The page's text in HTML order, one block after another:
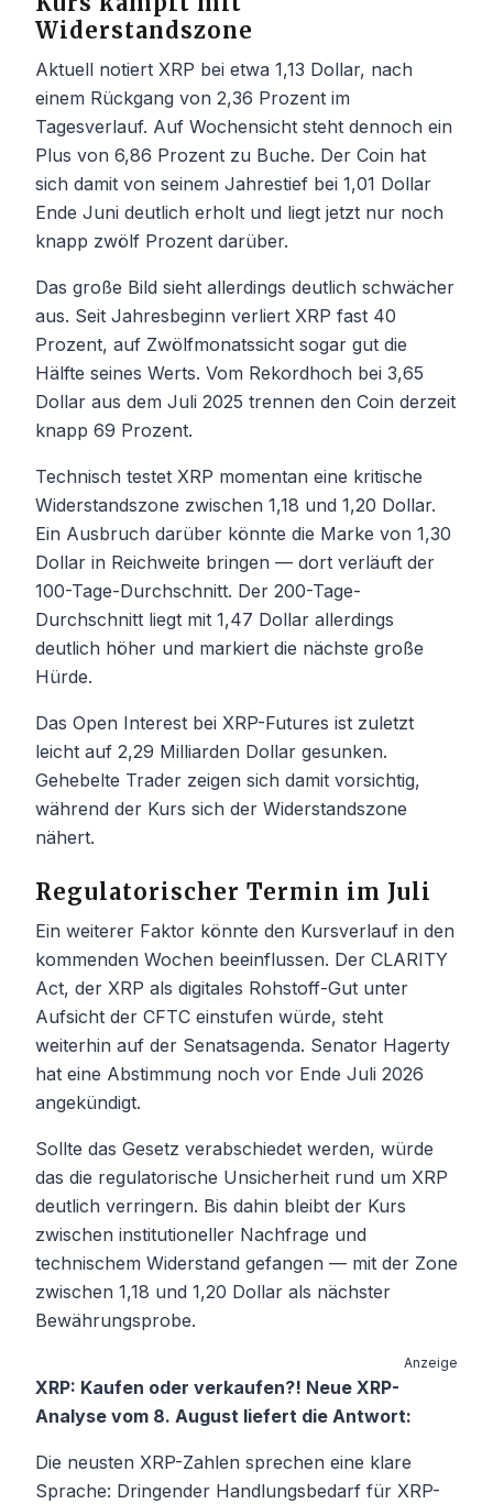
Widerstandszone
Aktuell notiert XRP bei etwa 1,13 Dollar, nach
einem Rückgang von 2,36 Prozent im
Tagesverlauf. Auf Wochensicht steht dennoch ein
Plus von 6,86 Prozent zu Buche. Der Coin hat
sich damit von seinem Jahrestief bei 1,01 Dollar
Ende Juni deutlich erholt und liegt jetzt nur noch
knapp zwölf Prozent darüber.
Das große Bild sieht allerdings deutlich schwächer
aus. Seit Jahresbeginn verliert XRP fast 40
Prozent, auf Zwölfmonatssicht sogar gut die
Hälfte seines Werts. Vom Rekordhoch bei 3,65
Dollar aus dem Juli 2025 trennen den Coin derzeit
knapp 69 Prozent.
Technisch testet XRP momentan eine kritische
Widerstandszone zwischen 1,18 und 1,20 Dollar.
Ein Ausbruch darüber könnte die Marke von 1,30
Dollar in Reichweite bringen — dort verläuft der
100-Tage-Durchschnitt. Der 200-Tage-
Durchschnitt liegt mit 1,47 Dollar allerdings
deutlich höher und markiert die nächste große
Hürde.
Das Open Interest bei XRP-Futures ist zuletzt
leicht auf 2,29 Milliarden Dollar gesunken.
Gehebelte Trader zeigen sich damit vorsichtig,
während der Kurs sich der Widerstandszone
nähert.
Regulatorischer Termin im Juli
Ein weiterer Faktor könnte den Kursverlauf in den
kommenden Wochen beeinflussen. Der CLARITY
Act, der XRP als digitales Rohstoff-Gut unter
Aufsicht der CFTC einstufen würde, steht
weiterhin auf der Senatsagenda. Senator Hagerty
hat eine Abstimmung noch vor Ende Juli 2026
angekündigt.
Sollte das Gesetz verabschiedet werden, würde
das die regulatorische Unsicherheit rund um XRP
deutlich verringern. Bis dahin bleibt der Kurs
zwischen institutioneller Nachfrage und
technischem Widerstand gefangen — mit der Zone
zwischen 1,18 und 1,20 Dollar als nächster
Bewährungsprobe.
Anzeige
XRP: Kaufen oder verkaufen?! Neue XRP-
Analyse vom 8. August liefert die Antwort:
Die neusten XRP-Zahlen sprechen eine klare
Sprache: Dringender Handlungsbedarf für XRP-